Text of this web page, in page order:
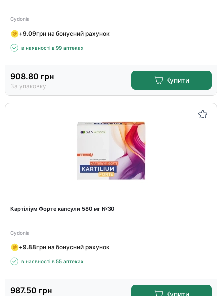
Cydonia
+9.09грн на бонусний рахунок
в наявності в 99 аптеках
908.80 грн
За упаковку
Купити
Картіліум Форте капсули 580 мг №30
Cydonia
+9.88грн на бонусний рахунок
в наявності в 55 аптеках
987.50 грн Купити